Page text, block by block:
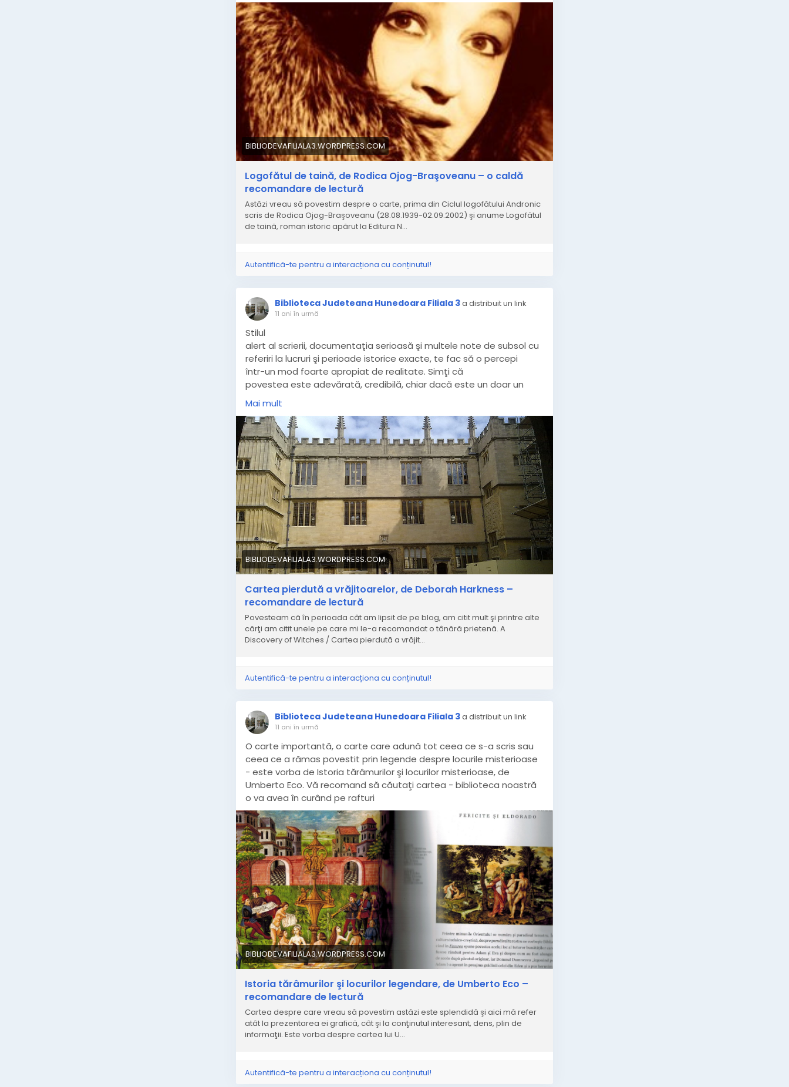
BIBLIODEVAFILIALA3.WORDPRESS.COM
Logofătul de taină, de Rodica Ojog-Braşoveanu – o caldă
recomandare de lectură
Astăzi vreau să povestim despre o carte, prima din Ciclul logofătului Andronic
scris de Rodica Ojog-Braşoveanu (28.08.1939-02.09.2002) şi anume Logofătul
de taină, roman istoric apărut la Editura N…
Autentifică-te pentru a interacționa cu conținutul!
Biblioteca Judeteana Hunedoara Filiala 3a distribuit un link
11 ani în urmă
Stilul
alert al scrierii, documentaţia serioasă şi multele note de subsol cu
referiri la lucruri şi perioade istorice exacte, te fac să o percepi
într-un mod foarte apropiat de realitate. Simţi că
povestea este adevărată, credibilă, chiar dacă este un doar un
fantasy
foarte bun. Crezi că pot exista printre noi, suferind de mutaţii
genetice, cei care ar putea trăi veşnic, care ar putea fermeca sau
vrăji
pe oricine. O poveste cu vampiri şi vrăjitoare pentru aceia care
iubesc calitatea pe lângă imaginaţie!
Mai mult
BIBLIODEVAFILIALA3.WORDPRESS.COM
Cartea pierdută a vrăjitoarelor, de Deborah Harkness –
recomandare de lectură
Povesteam că în perioada cât am lipsit de pe blog, am citit mult şi printre alte
cărţi am citit unele pe care mi le-a recomandat o tânără prietenă. A
Discovery of Witches / Cartea pierdută a vrăjit…
Autentifică-te pentru a interacționa cu conținutul!
Biblioteca Judeteana Hunedoara Filiala 3a distribuit un link
11 ani în urmă
O carte importantă, o carte care adună tot ceea ce s-a scris sau
ceea ce a rămas povestit prin legende despre locurile misterioase
- este vorba de Istoria tărâmurilor şi locurilor misterioase, de
Umberto Eco. Vă recomand să căutaţi cartea - biblioteca noastră
o va avea în curând pe rafturi
BIBLIODEVAFILIALA3.WORDPRESS.COM
Istoria tărâmurilor şi locurilor legendare, de Umberto Eco –
recomandare de lectură
Cartea despre care vreau să povestim astăzi este splendidă şi aici mă refer
atât la prezentarea ei grafică, cât şi la conţinutul interesant, dens, plin de
informaţii. Este vorba despre cartea lui U…
Autentifică-te pentru a interacționa cu conținutul!